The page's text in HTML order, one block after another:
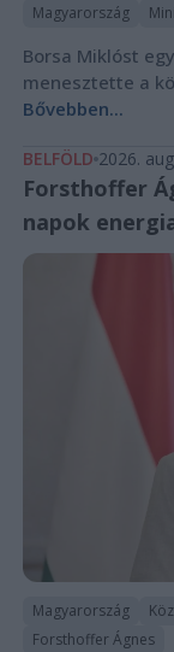
Magyarország
Borsa Miklóst
menesztette a
Bővebben...
BELFÖLD 2026.
Forsthoffer
napok
Magyarország
Forsthoffer Ágnes